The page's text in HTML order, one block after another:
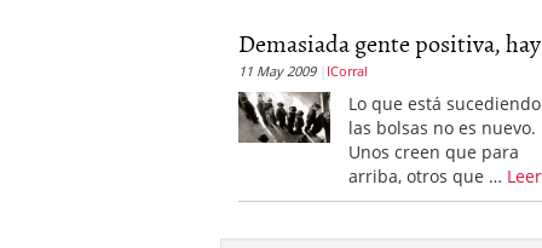
Standard & Poor’s solo
11, 2009
No hay motivos para
Consideraciones sobre
Lo prometido es deuda
Demasiada gente positiva,
11 May 2009 ICorral
Lo que está
las bolsas no es nuevo.
Unos creen que para
arriba, otros que … Leer